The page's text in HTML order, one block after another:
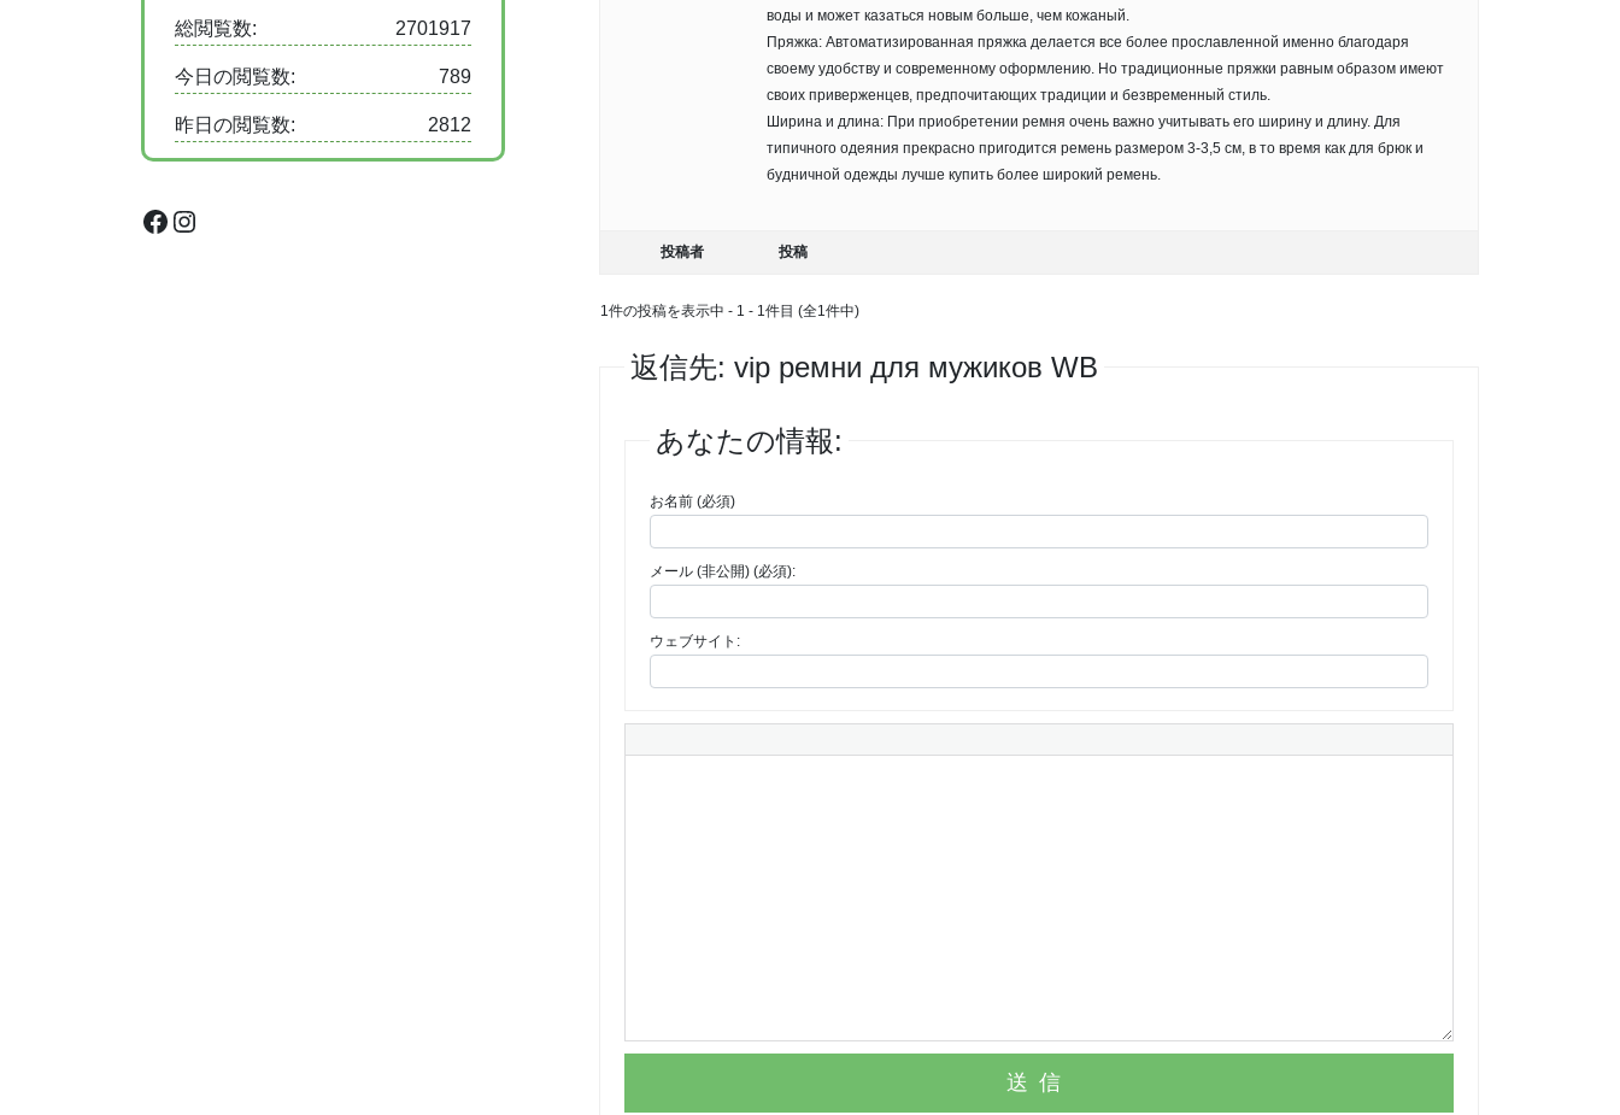
воды и может казаться новым больше, чем кожаный.
Пряжка: Автоматизированная пряжка делается все более прославленной именно благодаря
своему удобству и современному оформлению. Но традиционные пряжки равным образом имеют
своих приверженцев, предпочитающих традиции и безвременный стиль.
Ширина и длина: При приобретении ремня очень важно учитывать его ширину и длину. Для
типичного одеяния прекрасно пригодится ремень размером 3-3,5 см, в то время как для брюк и
будничной одежды лучше купить более широкий ремень.
投稿者 投稿
1件の投稿を表示中 - 1 - 1件目 (全1件中)
返信先: vip ремни для мужиков WB
あなたの情報:
お名前 (必須)
メール (非公開) (必須):
ウェブサイト:
送信
2701917
総閲覧数:
789
今日の閲覧数:
2812
昨日の閲覧数:
Facebook
Instagram